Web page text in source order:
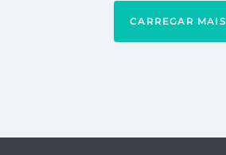
CARREGAR MAIS